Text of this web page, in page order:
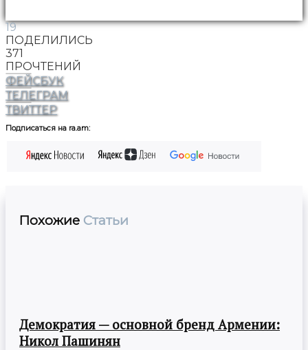
19
ПОДЕЛИЛИСЬ
371
ПРОЧТЕНИЙ
ФЕЙСБУК
ТЕЛЕГРАМ
ТВИТТЕР
Подписаться на ra.am:
Похожие Статьи
Демократия — основной бренд Армении:
Никол Пашинян